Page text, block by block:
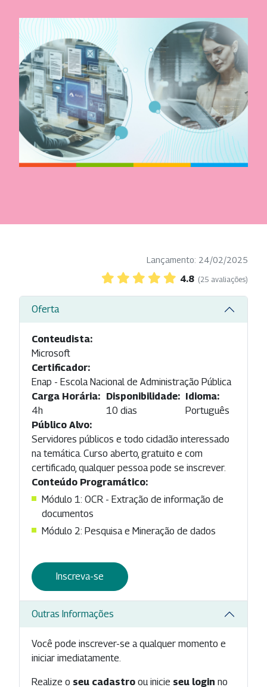
Lançamento: 24/02/2025
4.8 (25 avaliações)
Oferta
Conteudista:
Microsoft
Certificador:
Enap - Escola Nacional de Administração Pública
Carga Horária:
4h
Disponibilidade:
10 dias
Idioma:
Português
Público Alvo:
Servidores públicos e todo cidadão interessado
na temática. Curso aberto, gratuito e com
certificado, qualquer pessoa pode se inscrever.
Conteúdo Programático:
Módulo 1: OCR - Extração de informação de
documentos
Módulo 2: Pesquisa e Mineração de dados
Inscreva-se
Outras Informações
Você pode inscrever-se a qualquer momento e
iniciar imediatamente.
Realize o seu cadastro ou inicie seu login no